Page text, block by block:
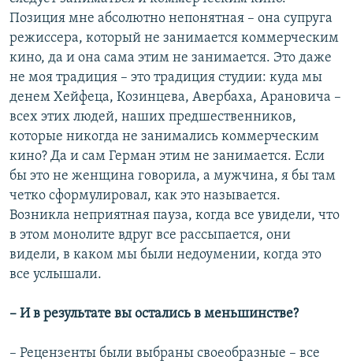
Позиция мне абсолютно непонятная – она супруга
режиссера, который не занимается коммерческим
кино, да и она сама этим не занимается. Это даже
не моя традиция – это традиция студии: куда мы
денем Хейфеца, Козинцева, Авербаха, Арановича –
всех этих людей, наших предшественников,
которые никогда не занимались коммерческим
кино? Да и сам Герман этим не занимается. Если
бы это не женщина говорила, а мужчина, я бы там
четко сформулировал, как это называется.
Возникла неприятная пауза, когда все увидели, что
в этом монолите вдруг все рассыпается, они
видели, в каком мы были недоумении, когда это
все услышали.
– И в результате вы остались в меньшинстве?
– Рецензенты были выбраны своеобразные – все